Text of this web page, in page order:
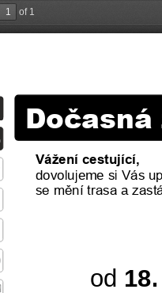
of 1
Dočasná
Vážení cestující,
dovolujeme si Vás
se mění trasa a
od 18.